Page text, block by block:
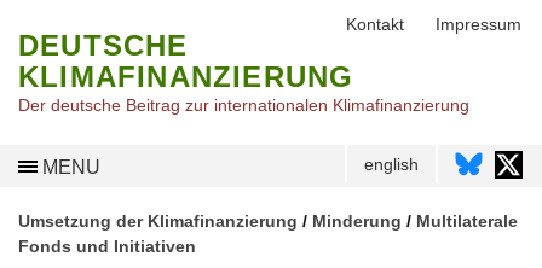
DEUTSCHE
KLIMAFINANZIERUNG
Der deutsche Beitrag zur internationalen Klimafinanzierung
MENU english
Umsetzung der Klimafinanzierung / Minderung / Multilaterale
Fonds und Initiativen
Kontakt Impressum